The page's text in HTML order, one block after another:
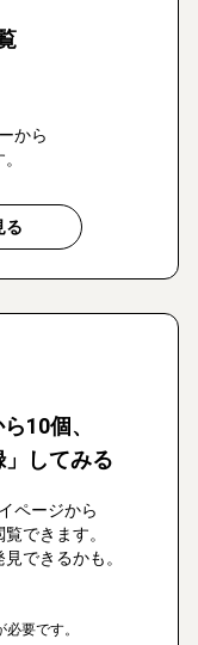
から
る
10個、
してみる
ページから
できます。
できるかも。
要です。